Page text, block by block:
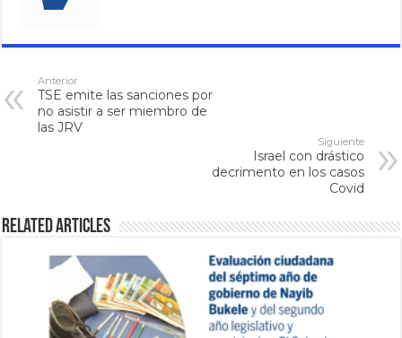
Anterior
TSE emite las sanciones por
no asistir a ser miembro de
las JRV
Siguiente
Israel con drástico
decrimento en los casos
Covid
Related Articles